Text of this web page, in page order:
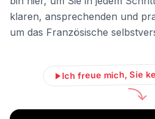
klaren, ansprechenden und
um das Französische
Ich freue mich, Sie